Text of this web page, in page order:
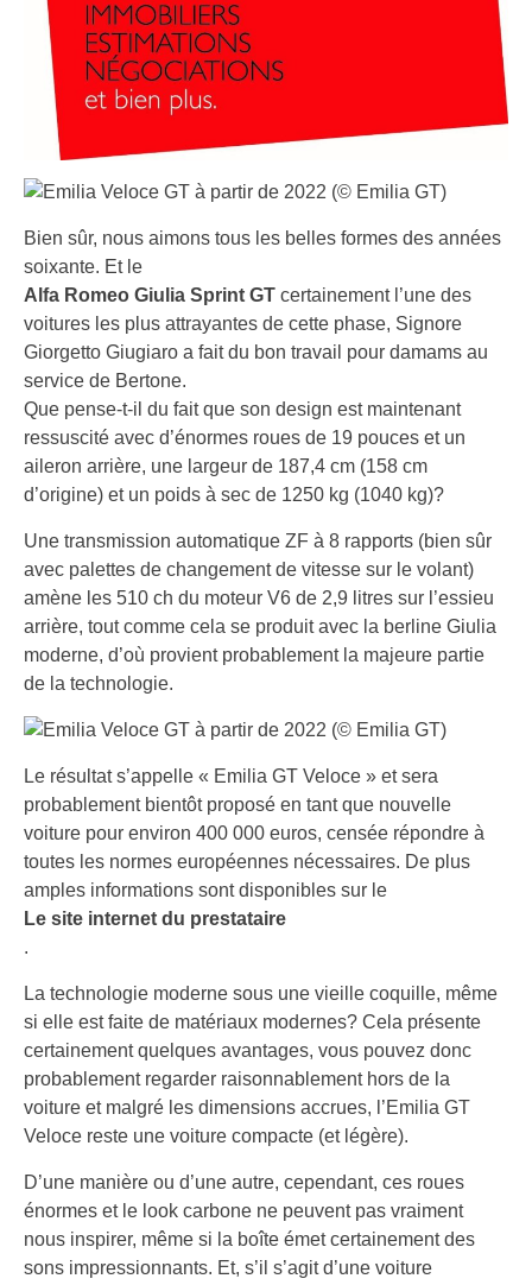
Bien sûr, nous aimons tous les belles formes des années
soixante. Et le
Alfa Romeo Giulia Sprint GT certainement l’une des
voitures les plus attrayantes de cette phase, Signore
Giorgetto Giugiaro a fait du bon travail pour damams au
service de Bertone.
Que pense-t-il du fait que son design est maintenant
ressuscité avec d’énormes roues de 19 pouces et un
aileron arrière, une largeur de 187,4 cm (158 cm
d’origine) et un poids à sec de 1250 kg (1040 kg)?
Une transmission automatique ZF à 8 rapports (bien sûr
avec palettes de changement de vitesse sur le volant)
amène les 510 ch du moteur V6 de 2,9 litres sur l’essieu
arrière, tout comme cela se produit avec la berline Giulia
moderne, d’où provient probablement la majeure partie
de la technologie.
Le résultat s’appelle « Emilia GT Veloce » et sera
probablement bientôt proposé en tant que nouvelle
voiture pour environ 400 000 euros, censée répondre à
toutes les normes européennes nécessaires. De plus
amples informations sont disponibles sur le
Le site internet du prestataire
.
La technologie moderne sous une vieille coquille, même
si elle est faite de matériaux modernes? Cela présente
certainement quelques avantages, vous pouvez donc
probablement regarder raisonnablement hors de la
voiture et malgré les dimensions accrues, l’Emilia GT
Veloce reste une voiture compacte (et légère).
D’une manière ou d’une autre, cependant, ces roues
énormes et le look carbone ne peuvent pas vraiment
nous inspirer, même si la boîte émet certainement des
sons impressionnants. Et, s’il s’agit d’une voiture